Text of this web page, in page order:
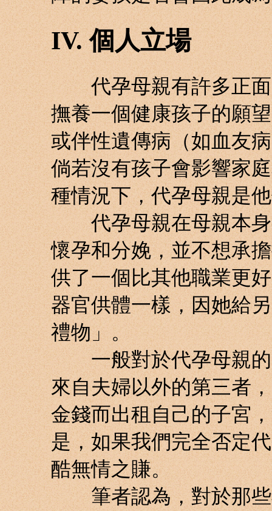
IV. 個人立場
代孕母親有許多正面
撫養一個健康孩子的願
或伴性遺傳病（如血友
倘若沒有孩子會影響家
種情況下，代孕母親是
代孕母親在母親本身
懷孕和分娩，並不想承
供了一個比其他職業更
器官供體一樣，因她給
禮物」。
一般對於代孕母親的
來自夫婦以外的第三者
金錢而出租自己的子宮
是，如果我們完全否定
酷無情之賺。
筆者認為，對於那些